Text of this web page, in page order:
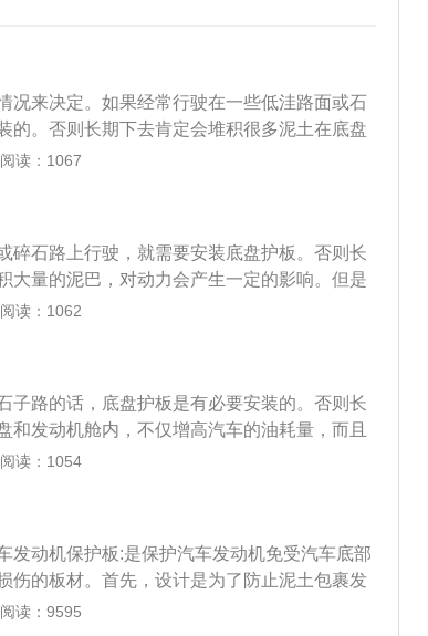
况来决定。如果经常行驶在一些低洼路面或石
的。否则长期下去肯定会堆积很多泥土在底盘
耗量，而且对动力也是有一定影响的。但相反
根据各种不同车型定身设计的引擎防护装置，
，导致发动机散热不良，其次是为了行驶过程
机造成撞击而造成发动机的损坏。通过一系列
免出行过程中由于外在因素导致发动机损坏的
阅读：1067
碎石路上行驶，就需要安装底盘护板。否则长
大量的泥巴，对动力会产生一定的影响。但是
车上下班，就没有必要安装底盘护板。毕竟路
且没有大面积或长时间接触，一般不会对机箱
只是徒劳，还有一定的沉降危险。安装保护板
，护板只用于越野车。重要的是要知道，军队
开在户外，趟过山川。安装底盘护板，防止土
油底壳。发动机的油底壳是一个非常重要的
装保护板的缺点：1.影响发动机的沉降。万
冲。不幸的是，如果发生撞击，发动机可能会
构成威胁。2.增加发动机负荷，影响散热。安
车的散热。所以汽车底盘护板有必要。
阅读：1062
子路的话，底盘护板是有必要安装的。否则长
和发动机舱内，不仅增高汽车的油耗量，而且
而言，如果平时只是用车在城市上下班的话，
的“沉降”危险。安装保护板的好处：1、阻挡
。发动机的油底壳是一个非常重要的部件。
还能有效缓解砂石对发动机底壳的刮擦，在一
的缺点：1、影响发动机的“沉降”。如果发生
舱，对驾驶员的安全构成威胁。2、增加发动
阅读：1054
发动机保护板:是保护汽车发动机免受汽车底部
伤的板材。首先，设计是为了防止泥土包裹发
，是为了防止行驶中路面不平对发动机的冲击
阅读：9595